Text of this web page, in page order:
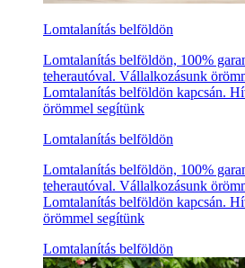
Lomtalanítás belföldön
Lomtalanítás belföldön, 100%
teherautóval. Vállalkozásunk
Lomtalanítás belföldön kapcsán.
örömmel segítünk
Lomtalanítás belföldön
Lomtalanítás belföldön, 100%
teherautóval. Vállalkozásunk
Lomtalanítás belföldön kapcsán.
örömmel segítünk
Lomtalanítás belföldön